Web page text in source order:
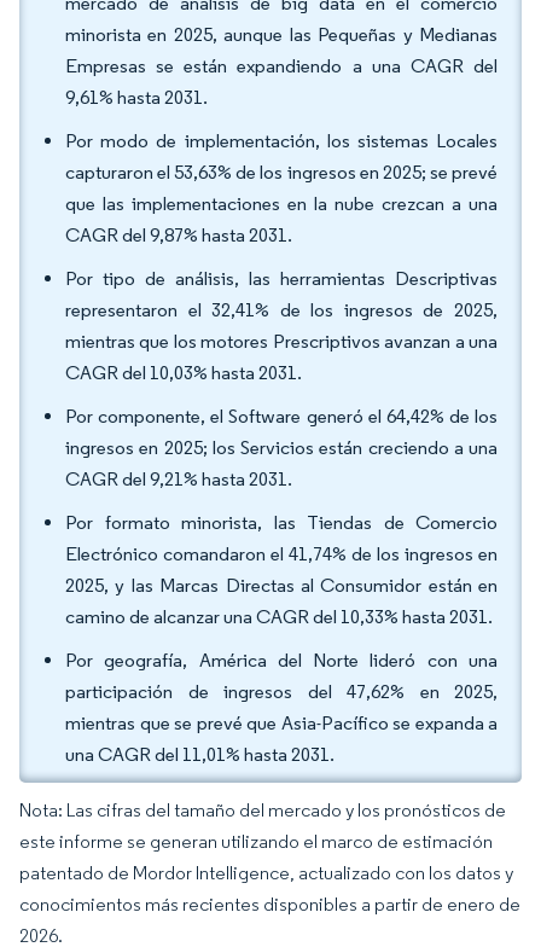
minorista en 2025, aunque las Pequeñas y Medianas
Empresas se están expandiendo a una CAGR del
9,61% hasta 2031.
Por modo de implementación, los sistemas Locales
capturaron el 53,63% de los ingresos en 2025; se prevé
que las implementaciones en la nube crezcan a una
CAGR del 9,87% hasta 2031.
Por tipo de análisis, las herramientas Descriptivas
representaron el 32,41% de los ingresos de 2025,
mientras que los motores Prescriptivos avanzan a una
CAGR del 10,03% hasta 2031.
Por componente, el Software generó el 64,42% de los
ingresos en 2025; los Servicios están creciendo a una
CAGR del 9,21% hasta 2031.
Por formato minorista, las Tiendas de Comercio
Electrónico comandaron el 41,74% de los ingresos en
2025, y las Marcas Directas al Consumidor están en
camino de alcanzar una CAGR del 10,33% hasta 2031.
Por geografía, América del Norte lideró con una
participación de ingresos del 47,62% en 2025,
mientras que se prevé que Asia-Pacífico se expanda a
una CAGR del 11,01% hasta 2031.
Nota: Las cifras del tamaño del mercado y los pronósticos de
este informe se generan utilizando el marco de estimación
patentado de Mordor Intelligence, actualizado con los datos y
conocimientos más recientes disponibles a partir de enero de
2026.